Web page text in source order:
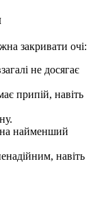
закривати очі:
не досягає
припій, навіть
на найменший
навіть